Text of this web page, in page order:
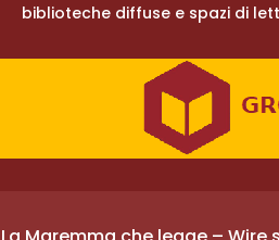
biblioteche diffuse e spazi di